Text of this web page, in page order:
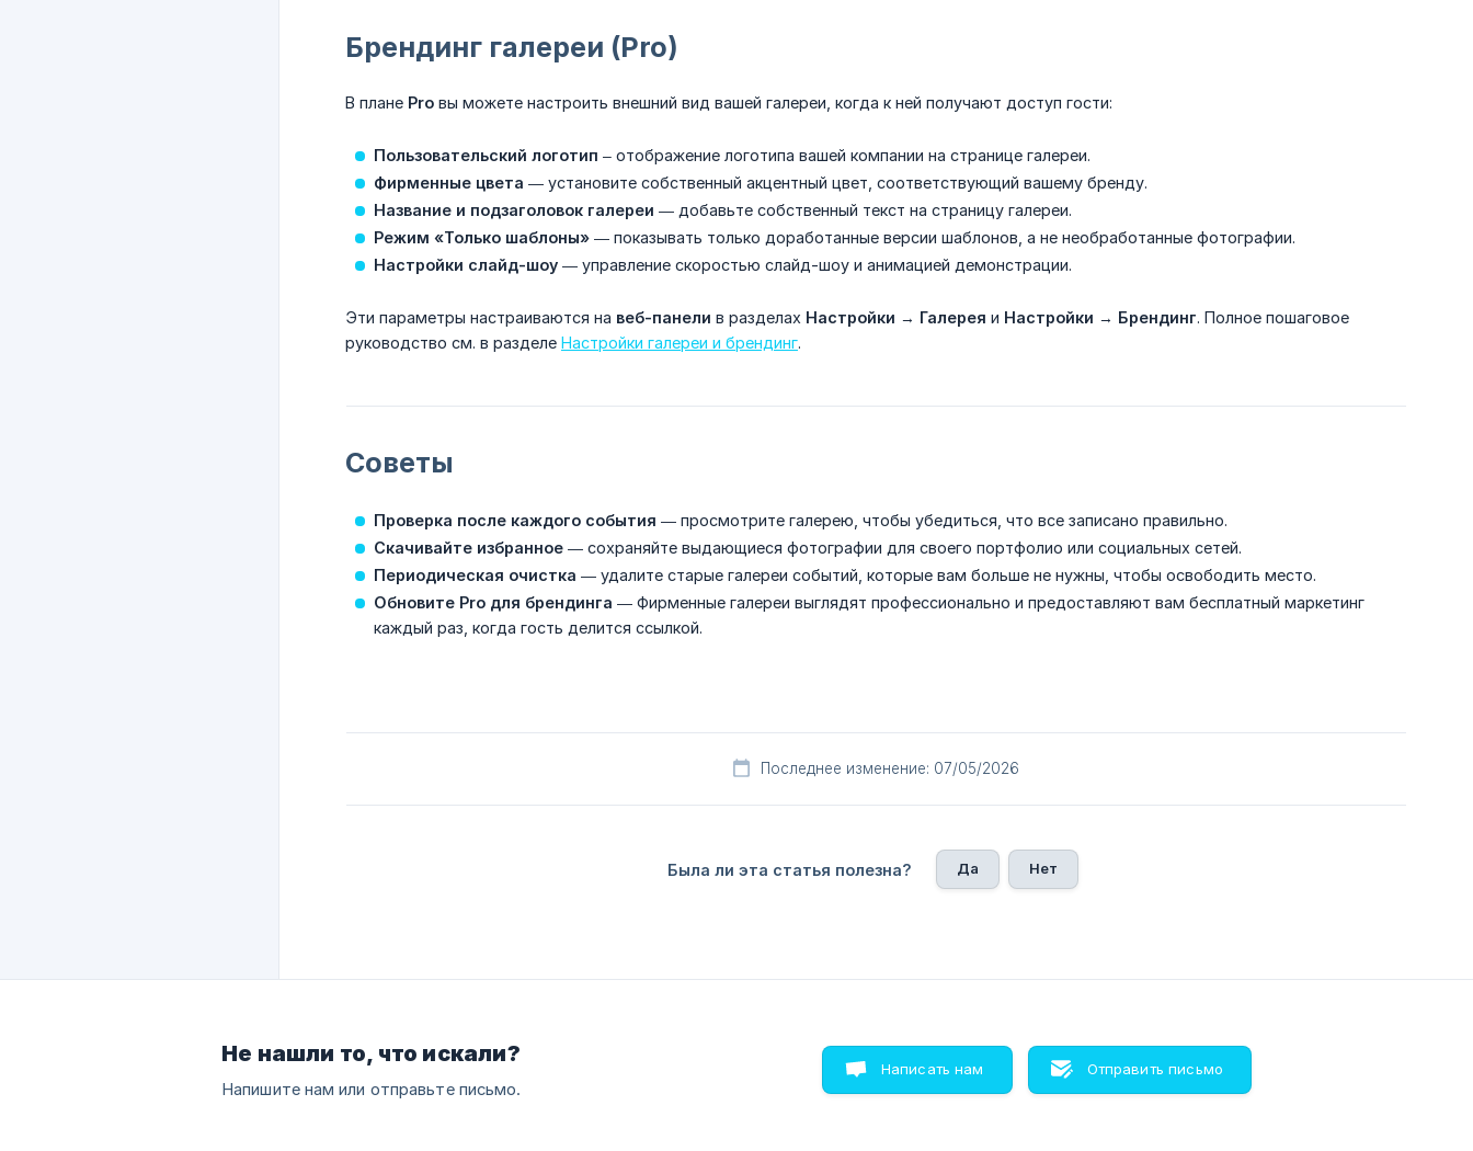
Брендинг галереи (Pro)
В плане Pro вы можете настроить внешний вид вашей галереи, когда к ней получают доступ гости:
Пользовательский логотип – отображение логотипа вашей компании на странице галереи.
Фирменные цвета — установите собственный акцентный цвет, соответствующий вашему бренду.
Название и подзаголовок галереи — добавьте собственный текст на страницу галереи.
Режим «Только шаблоны» — показывать только доработанные версии шаблонов, а не необработанные фотографии.
Настройки слайд-шоу — управление скоростью слайд-шоу и анимацией демонстрации.
Эти параметры настраиваются на веб-панели в разделах Настройки → Галерея и Настройки → Брендинг. Полное пошаговое
руководство см. в разделе Настройки галереи и брендинг.
Советы
Проверка после каждого события — просмотрите галерею, чтобы убедиться, что все записано правильно.
Скачивайте избранное — сохраняйте выдающиеся фотографии для своего портфолио или социальных сетей.
Периодическая очистка — удалите старые галереи событий, которые вам больше не нужны, чтобы освободить место.
Обновите Pro для брендинга — Фирменные галереи выглядят профессионально и предоставляют вам бесплатный маркетинг
каждый раз, когда гость делится ссылкой.
Последнее изменение: 07/05/2026
Была ли эта статья полезна? Да Нет
Не нашли то, что искали?
Напишите нам или отправьте письмо.
Написать нам Отправить письмо